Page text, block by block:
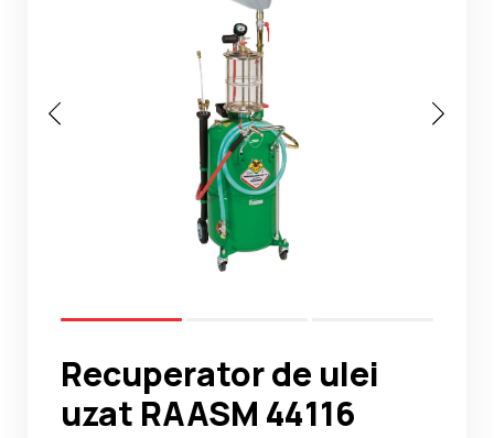
Ghidul Echipamentelor
Recuperator de ulei
uzat RAASM 44116